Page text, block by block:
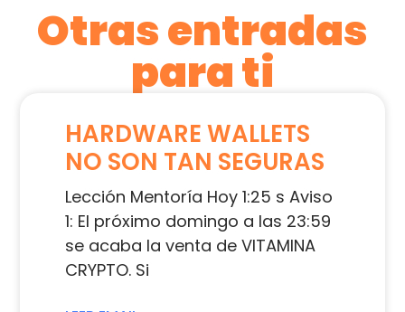
Otras entradas
para ti
HARDWARE WALLETS
NO SON TAN SEGURAS
Lección Mentoría Hoy 1:25 s Aviso
1: El próximo domingo a las 23:59
se acaba la venta de VITAMINA
CRYPTO. Si